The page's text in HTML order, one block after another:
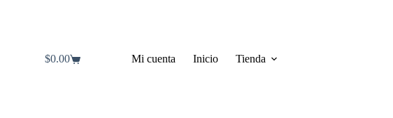
Carro
$0.00 Mi cuenta Inicio Tienda